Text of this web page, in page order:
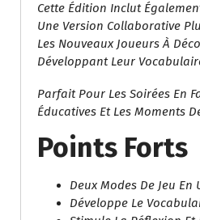
Cette Édition Inclut
Une Version Collaborative
Les Nouveaux Joueurs À
Développant Leur
Parfait Pour Les Soirées En
Éducatives Et Les Moments
Points Forts
Deux Modes De Jeu En
Développe Le